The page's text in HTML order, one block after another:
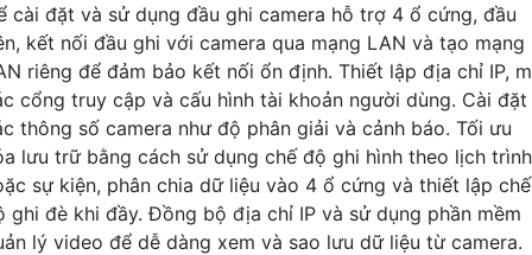
cài đặt và sử dụng đầu ghi camera hỗ trợ 4 ổ cứng, đầu
kết nối đầu ghi với camera qua mạng LAN và tạo mạng
riêng để đảm bảo kết nối ổn định. Thiết lập địa chỉ IP,
cổng truy cập và cấu hình tài khoản người dùng. Cài đặt
thông số camera như độ phân giải và cảnh báo. Tối ưu
lưu trữ bằng cách sử dụng chế độ ghi hình theo lịch trình
sự kiện, phân chia dữ liệu vào 4 ổ cứng và thiết lập chế
ghi đè khi đầy. Đồng bộ địa chỉ IP và sử dụng phần mềm
lý video để dễ dàng xem và sao lưu dữ liệu từ camera.